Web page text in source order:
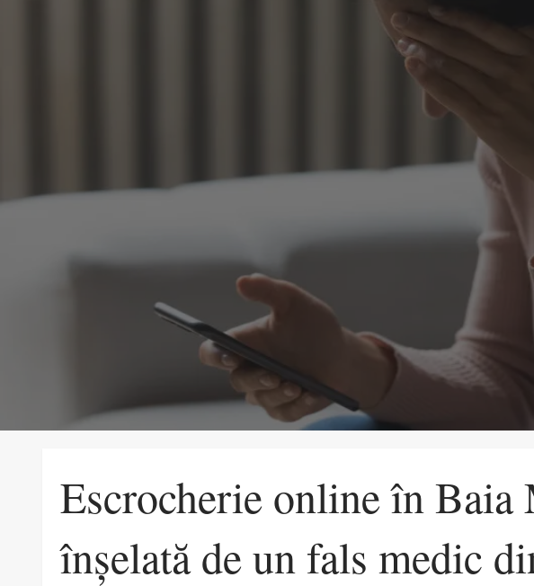
Escrocherie online în Baia
înșelată de un fals medic